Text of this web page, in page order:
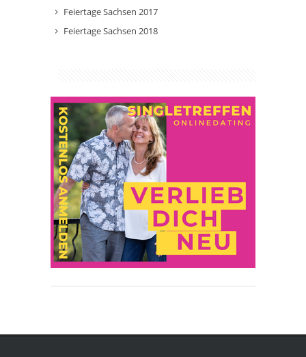
Feiertage Sachsen 2017
Feiertage Sachsen 2018